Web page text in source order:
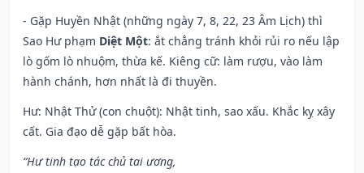
- Gặp Huyền Nhật (những ngày 7, 8, 22, 23 Âm Lịch) thì
Sao Hư phạm Diệt Một: ắt chẳng tránh khỏi rủi ro nếu lập
lò gốm lò nhuộm, thừa kế. Kiêng cữ: làm rượu, vào làm
hành chánh, hơn nhất là đi thuyền.
Hư: Nhật Thử (con chuột): Nhật tinh, sao xấu. Khắc kỵ xây
cất. Gia đạo dễ gặp bất hòa.
“Hư tinh tạo tác chủ tai ương,